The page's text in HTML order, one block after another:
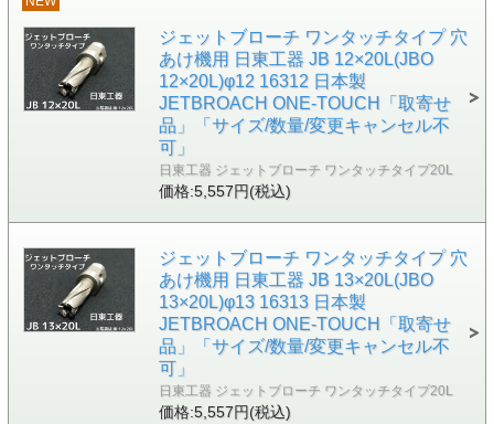
ジェットブローチ ワンタッチタイプ 穴
あけ機用 日東工器 JB 12×20L(JBO
12×20L)φ12 16312 日本製
JETBROACH ONE-TOUCH「取寄せ
品」「サイズ/数量/変更キャンセル不
可」
日東工器 ジェットブローチ ワンタッチタイプ20L
価格:5,557円(税込)
ジェットブローチ ワンタッチタイプ 穴
あけ機用 日東工器 JB 13×20L(JBO
13×20L)φ13 16313 日本製
JETBROACH ONE-TOUCH「取寄せ
品」「サイズ/数量/変更キャンセル不
可」
日東工器 ジェットブローチ ワンタッチタイプ20L
価格:5,557円(税込)